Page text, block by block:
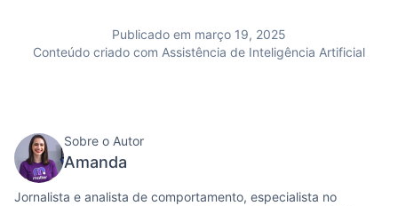
Publicado em março 19, 2025
Conteúdo criado com Assistência de Inteligência Artificial
Sobre o Autor
Amanda
Jornalista e analista de comportamento, especialista no